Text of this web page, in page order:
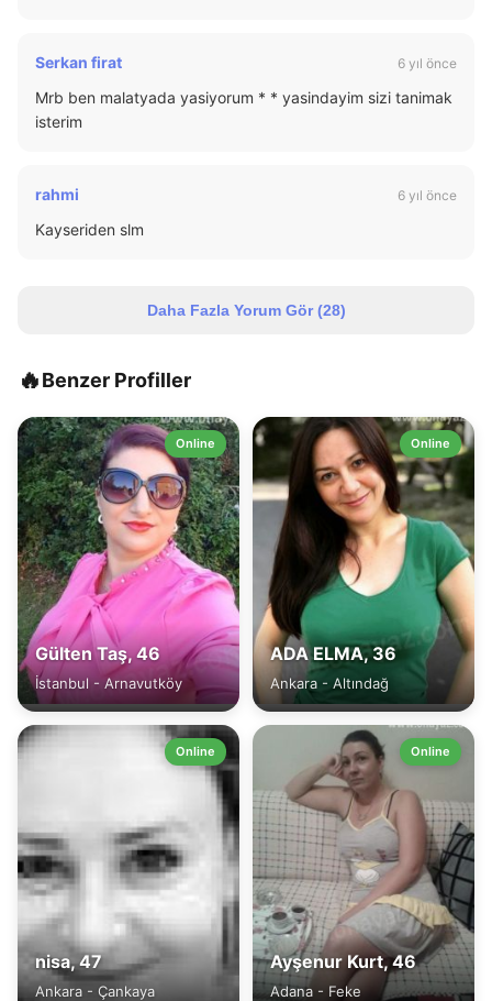
Serkan firat 6 yıl önce
Mrb ben malatyada yasiyorum * * yasindayim sizi tanimak
isterim
rahmi 6 yıl önce
Kayseriden slm
Daha Fazla Yorum Gör (28)
🔥Benzer Profiller
Online
Gülten Taş, 46
İstanbul - Arnavutköy
Online
ADA ELMA, 36
Ankara - Altındağ
Online
nisa, 47
Ankara - Çankaya
Online
Ayşenur Kurt, 46
Adana - Feke